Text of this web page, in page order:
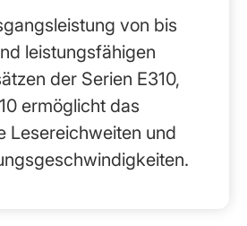
von bis
leistungsfähigen
der Serien E310,
ermöglicht das
Lesereichweiten und